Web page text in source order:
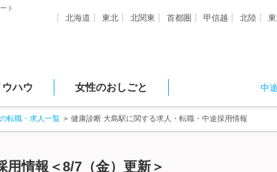
ト
北海道 東北 北関東 首都圏 甲信越 北陸
ハウ 女性のおしごと 中
転職・求人一覧 健康診断 大島駅に関する求人・転職・中途採用情報
情報＜8/7（金）更新＞